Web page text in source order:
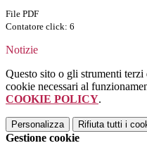
File PDF
Contatore click: 6
Notizie
Questo sito o gli strumenti
cookie necessari al
COOKIE POLICY.
Personalizza Rifiuta tutti i
Gestione cookie